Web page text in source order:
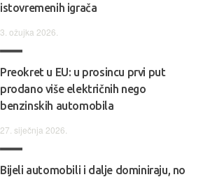
istovremenih igrača
3. ožujka 2026.
Preokret u EU: u prosincu prvi put
prodano više električnih nego
benzinskih automobila
27. siječnja 2026.
Bijeli automobili i dalje dominiraju, no